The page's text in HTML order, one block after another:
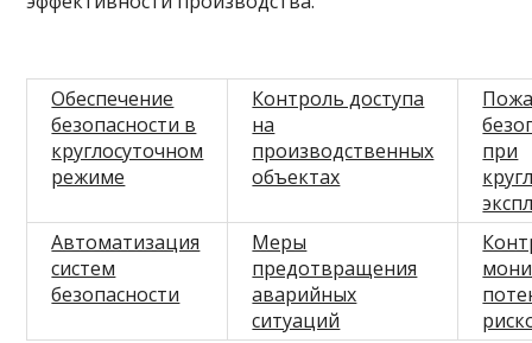
Обеспечение
безопасности в
круглосуточном
режиме
Контроль доступа
на
производственных
объектах
при
Автоматизация
систем
безопасности
Меры
предотвращения
аварийных
ситуаций